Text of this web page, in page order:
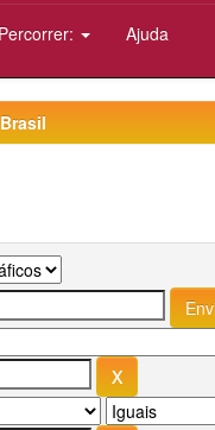
Percorrer: Ajuda